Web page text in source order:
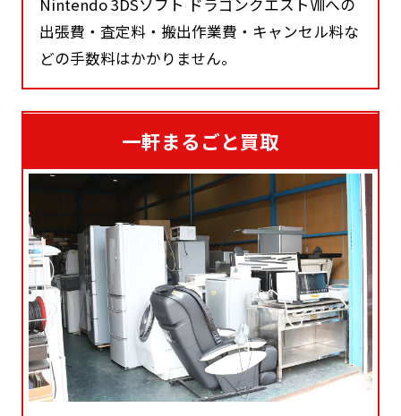
Nintendo 3DSソフト ドラゴンクエストⅧへの
出張費・査定料・搬出作業費・キャンセル料な
どの手数料はかかりません。
一軒まるごと買取